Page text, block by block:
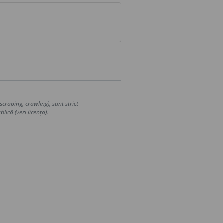
crawling), sunt strict
(vezi licența).